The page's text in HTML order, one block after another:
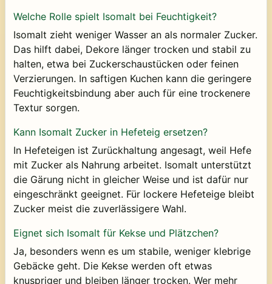
Welche Rolle spielt Isomalt bei Feuchtigkeit?
Isomalt zieht weniger Wasser an als normaler Zucker.
Das hilft dabei, Dekore länger trocken und stabil zu
halten, etwa bei Zuckerschaustücken oder feinen
Verzierungen. In saftigen Kuchen kann die geringere
Feuchtigkeitsbindung aber auch für eine trockenere
Textur sorgen.
Kann Isomalt Zucker in Hefeteig ersetzen?
In Hefeteigen ist Zurückhaltung angesagt, weil Hefe
mit Zucker als Nahrung arbeitet. Isomalt unterstützt
die Gärung nicht in gleicher Weise und ist dafür nur
eingeschränkt geeignet. Für lockere Hefeteige bleibt
Zucker meist die zuverlässigere Wahl.
Eignet sich Isomalt für Kekse und Plätzchen?
Ja, besonders wenn es um stabile, weniger klebrige
Gebäcke geht. Die Kekse werden oft etwas
knuspriger und bleiben länger trocken. Wer mehr